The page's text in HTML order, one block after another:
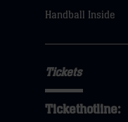
Handball Inside
Tickets
Tickethotline: